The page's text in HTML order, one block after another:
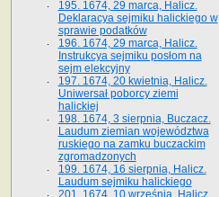
195. 1674, 29 marca, Halicz.
Deklaracya sejmiku halickiego w
sprawie podatków
196. 1674, 29 marca, Halicz.
Instrukcya sejmiku posłom na
sejm elekcyjny
197. 1674, 20 kwietnia, Halicz.
Uniwersał poborcy ziemi
halickiej
198. 1674, 3 sierpnia, Buczacz.
Laudum ziemian województwa
ruskiego na zamku buczackim
zgromadzonych
199. 1674, 16 sierpnia, Halicz.
Laudum sejmiku halickiego
201. 1674, 10 września, Halicz.